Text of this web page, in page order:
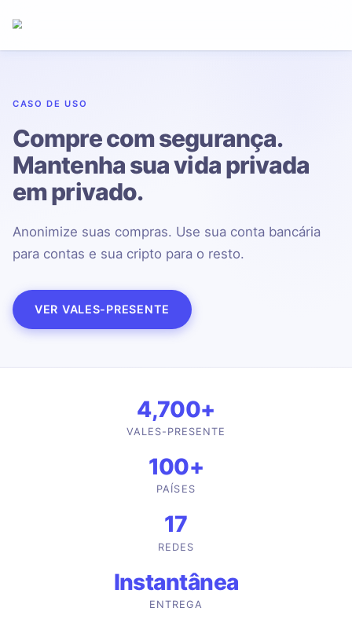
CASO DE USO
Compre com segurança.
Mantenha sua vida privada
em privado.
Anonimize suas compras. Use sua conta bancária
para contas e sua cripto para o resto.
VER VALES-PRESENTE
4,700+
VALES-PRESENTE
100+
PAÍSES
17
REDES
Instantânea
ENTREGA